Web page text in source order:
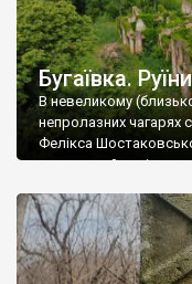
Бугаївка.
В невеликому
непролазних чагарях
Фелікса
радянський період у
століття тут
палацу виїхала